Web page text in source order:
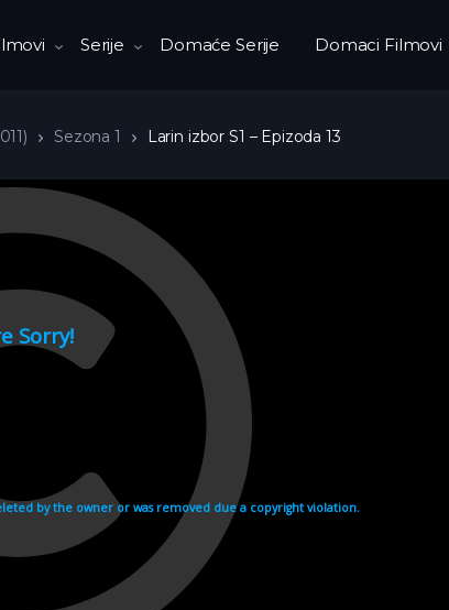
Serije Domaće Serije Domaci Filmovi
Sezona 1 Larin izbor S1 – Epizoda 13